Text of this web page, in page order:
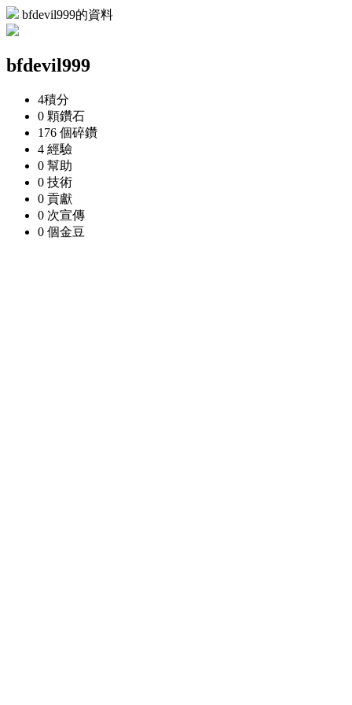
bfdevil999的資料
bfdevil999
4積分
0 顆鑽石
176 個碎鑽
4 經驗
0 幫助
0 技術
0 貢獻
0 次宣傳
0 個金豆